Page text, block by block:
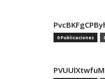
0 Publicaciones